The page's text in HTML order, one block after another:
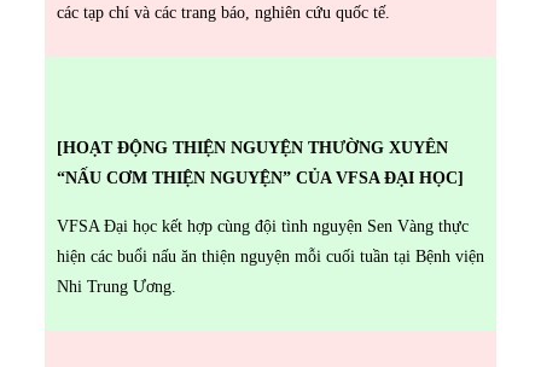
các tạp chí và các trang báo, nghiên cứu quốc tế.
[HOẠT ĐỘNG THIỆN NGUYỆN THƯỜNG XUYÊN
“NẤU CƠM THIỆN NGUYỆN” CỦA VFSA ĐẠI HỌC]
VFSA Đại học kết hợp cùng đội tình nguyện Sen Vàng thực
hiện các buổi nấu ăn thiện nguyện mỗi cuối tuần tại Bệnh viện
Nhi Trung Ương.